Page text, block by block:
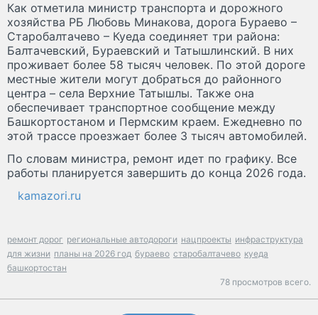
Как отметила министр транспорта и дорожного
хозяйства РБ Любовь Минакова, дорога Бураево –
Старобалтачево – Куеда соединяет три района:
Балтачевский, Бураевский и Татышлинский. В них
проживает более 58 тысяч человек. По этой дороге
местные жители могут добраться до районного
центра – села Верхние Татышлы. Также она
обеспечивает транспортное сообщение между
Башкортостаном и Пермским краем. Ежедневно по
этой трассе проезжает более 3 тысяч автомобилей.
По словам министра, ремонт идет по графику. Все
работы планируется завершить до конца 2026 года.
kamazori.ru
ремонт дорог региональные автодороги нацпроекты инфраструктура
для жизни планы на 2026 год бураево старобалтачево куеда
башкортостан
78 просмотров всего.